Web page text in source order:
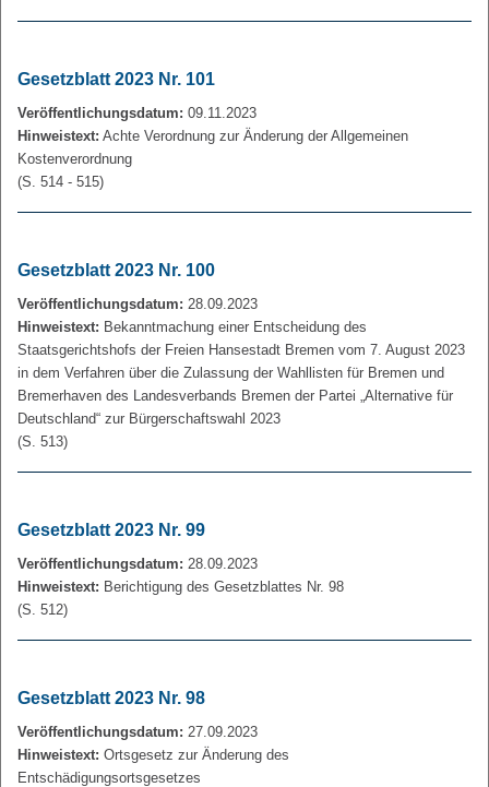
Gesetzblatt 2023 Nr. 101
Veröffentlichungsdatum: 09.11.2023
Hinweistext: Achte Verordnung zur Änderung der Allgemeinen
Kostenverordnung
(S. 514 - 515)
Gesetzblatt 2023 Nr. 100
Veröffentlichungsdatum: 28.09.2023
Hinweistext: Bekanntmachung einer Entscheidung des
Staatsgerichtshofs der Freien Hansestadt Bremen vom 7. August 2023
in dem Verfahren über die Zulassung der Wahllisten für Bremen und
Bremerhaven des Landesverbands Bremen der Partei „Alternative für
Deutschland“ zur Bürgerschaftswahl 2023
(S. 513)
Gesetzblatt 2023 Nr. 99
Veröffentlichungsdatum: 28.09.2023
Hinweistext: Berichtigung des Gesetzblattes Nr. 98
(S. 512)
Gesetzblatt 2023 Nr. 98
Veröffentlichungsdatum: 27.09.2023
Hinweistext: Ortsgesetz zur Änderung des
Entschädigungsortsgesetzes